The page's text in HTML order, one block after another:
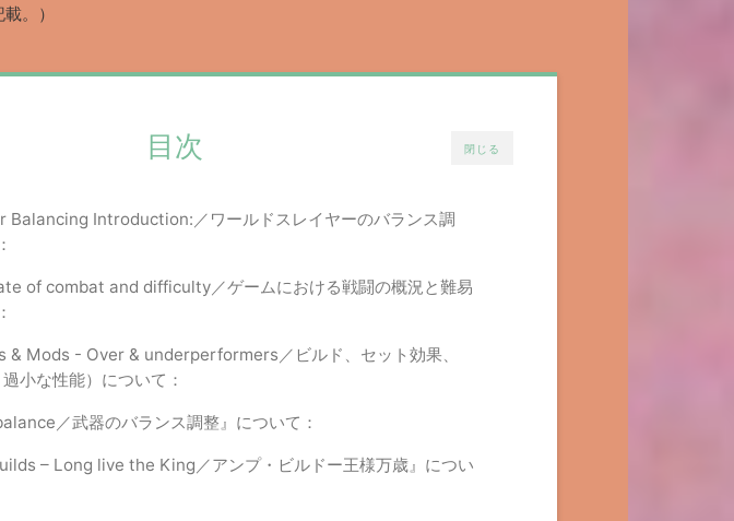
。）
閉じる
目次
Balancing Introduction:／ワールドスレイヤーのバランス調
of combat and difficulty／ゲームにおける戦闘の概況と難易
& Mods - Over & underperformers／ビルド、セット効果、
小な性能）について：
／武器のバランス調整』について：
– Long live the King／アンプ・ビルドー王様万歳』につい